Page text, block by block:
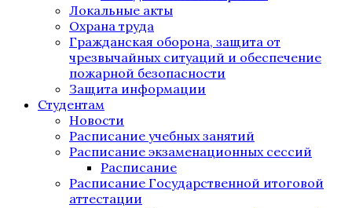
Локальные акты
Охрана труда
Гражданская оборона, защита от
чрезвычайных ситуаций и обеспечение
пожарной безопасности
Защита информации
Студентам
Новости
Расписание учебных занятий
Расписание экзаменационных сессий
Расписание
Расписание Государственной итоговой
аттестации